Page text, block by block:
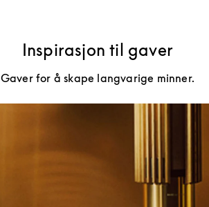
Inspirasjon til gaver
Gaver for å skape langvarige minner.